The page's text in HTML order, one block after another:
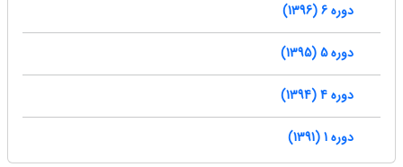
دوره 6 (1396)
دوره 5 (1395)
دوره 4 (1394)
دوره 1 (1391)